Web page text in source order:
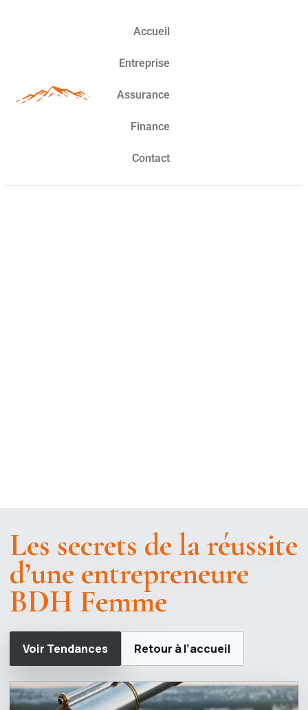
Accueil
Entreprise
Assurance
Finance
Contact
Les secrets de la réussite
d’une entrepreneure
BDH Femme
Voir Tendances Retour à l’accueil